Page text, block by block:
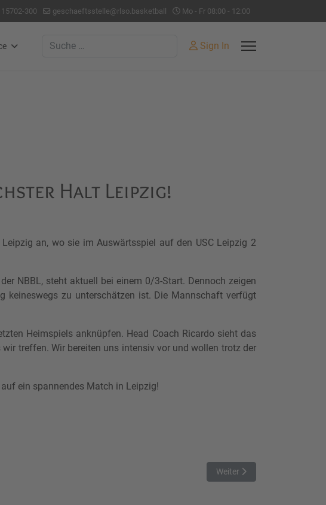
300 geschaeftsstelle@rlso.basketball Mo - Fr 08:00 - 12:00
Suchen Sign In
Halt Leipzig!
an, wo sie im Auswärtsspiel auf den USC Leipzig 2
NBBL, steht aktuell bei einem 0/3-Start. Dennoch zeigen
keineswegs zu unterschätzen ist. Die Mannschaft verfügt
Heimspiels anknüpfen. Head Coach Ricardo sieht das
treffen. Wir bereiten uns intensiv vor und wollen trotz der
ein spannendes Match in Leipzig!
Nächster Beitrag: Rockets
Weiter